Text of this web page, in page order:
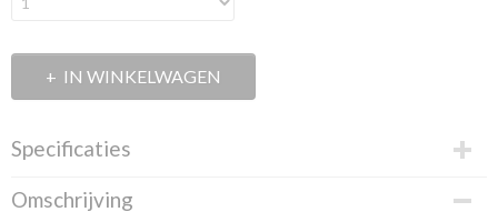
IN WINKELWAGEN
Specificaties
Productcode
3PKRW5
Omschrijving